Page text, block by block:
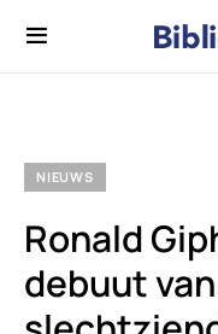
NIEUWS
Ronald
debuut